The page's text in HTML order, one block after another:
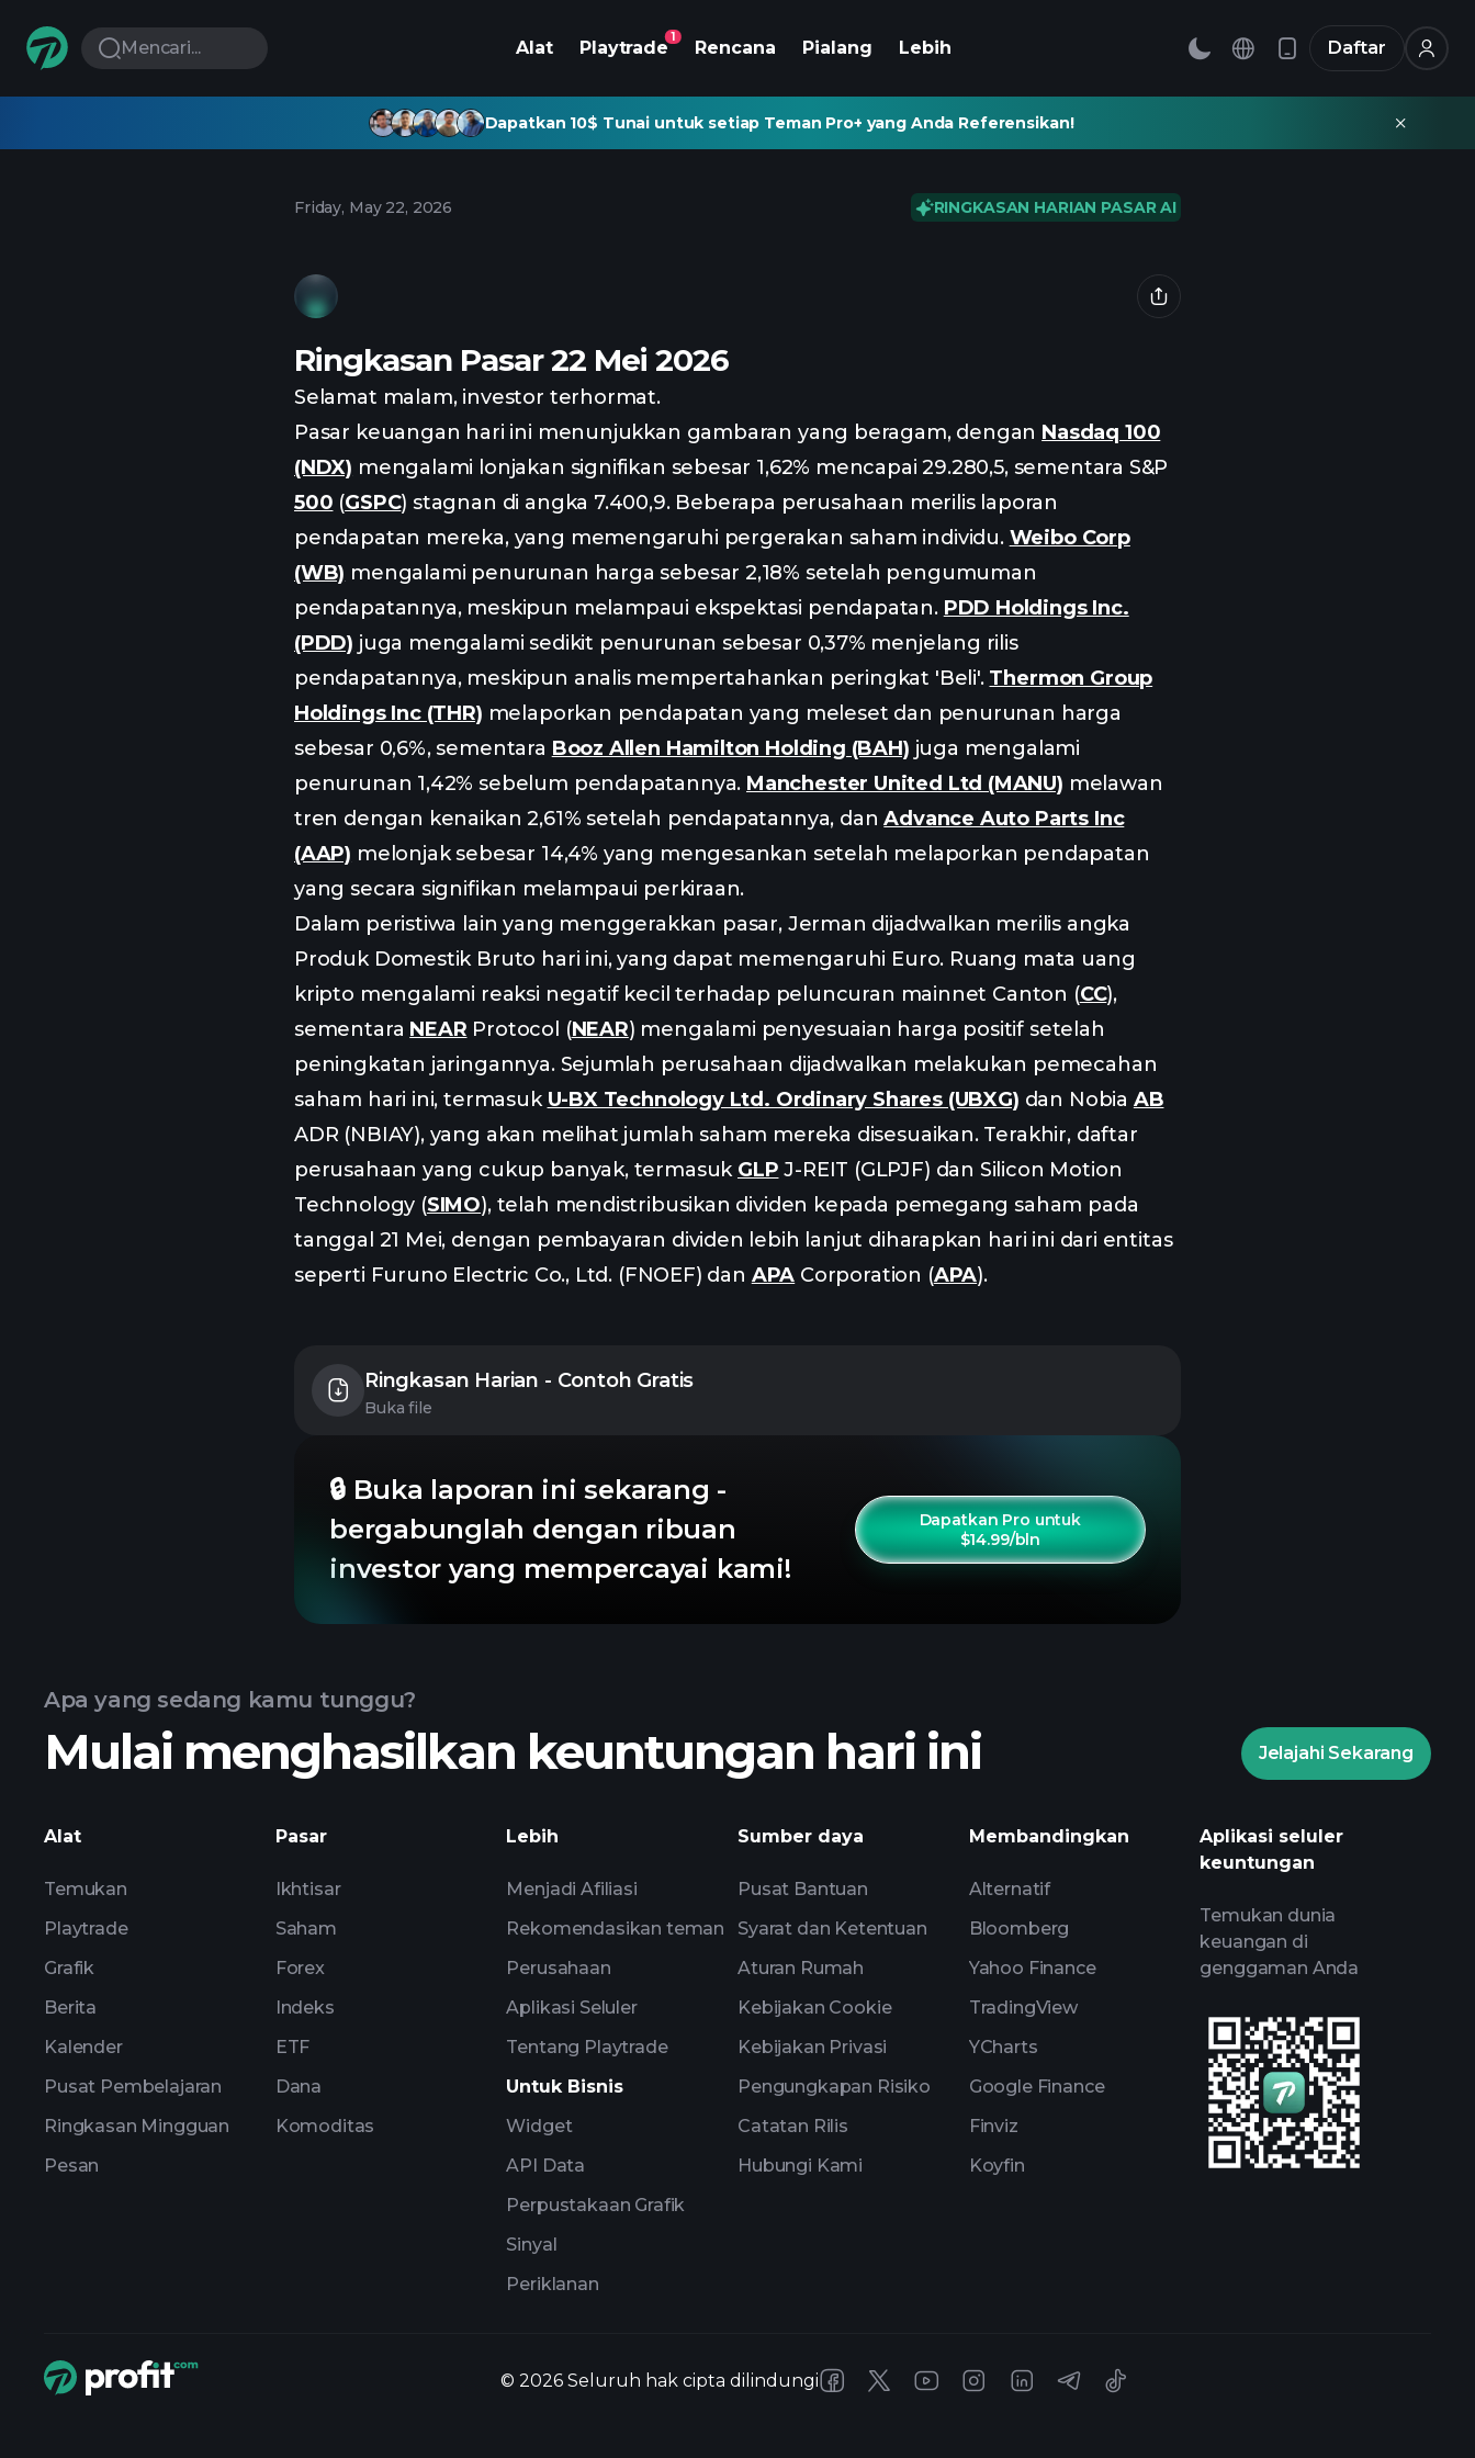
Mencari... Alat Playtrade
1
Rencana Pialang Lebih Daftar
Dapatkan 10$ Tunai untuk setiap Teman Pro+ yang Anda Referensikan!
Friday, May 22, 2026 RINGKASAN HARIAN PASAR AI
Ringkasan Pasar 22 Mei 2026
Selamat malam, investor terhormat.
Pasar keuangan hari ini menunjukkan gambaran yang beragam, dengan Nasdaq 100
(NDX) mengalami lonjakan signifikan sebesar 1,62% mencapai 29.280,5, sementara S&P
500 (GSPC) stagnan di angka 7.400,9. Beberapa perusahaan merilis laporan
pendapatan mereka, yang memengaruhi pergerakan saham individu. Weibo Corp
(WB) mengalami penurunan harga sebesar 2,18% setelah pengumuman
pendapatannya, meskipun melampaui ekspektasi pendapatan. PDD Holdings Inc.
(PDD) juga mengalami sedikit penurunan sebesar 0,37% menjelang rilis
pendapatannya, meskipun analis mempertahankan peringkat 'Beli'. Thermon Group
Holdings Inc (THR) melaporkan pendapatan yang meleset dan penurunan harga
sebesar 0,6%, sementara Booz Allen Hamilton Holding (BAH) juga mengalami
penurunan 1,42% sebelum pendapatannya. Manchester United Ltd (MANU) melawan
tren dengan kenaikan 2,61% setelah pendapatannya, danAdvance Auto Parts Inc
(AAP) melonjak sebesar 14,4% yang mengesankan setelah melaporkan pendapatan
yang secara signifikan melampaui perkiraan.
Dalam peristiwa lain yang menggerakkan pasar, Jerman dijadwalkan merilis angka
Produk Domestik Bruto hari ini, yang dapat memengaruhi Euro. Ruang mata uang
kripto mengalami reaksi negatif kecil terhadap peluncuran mainnet Canton (CC),
sementara NEAR Protocol (NEAR) mengalami penyesuaian harga positif setelah
peningkatan jaringannya. Sejumlah perusahaan dijadwalkan melakukan pemecahan
saham hari ini, termasuk U-BX Technology Ltd. Ordinary Shares (UBXG) dan Nobia AB
ADR (NBIAY), yang akan melihat jumlah saham mereka disesuaikan. Terakhir, daftar
perusahaan yang cukup banyak, termasuk GLP J-REIT (GLPJF) dan Silicon Motion
Technology (SIMO), telah mendistribusikan dividen kepada pemegang saham pada
tanggal 21 Mei, dengan pembayaran dividen lebih lanjut diharapkan hari ini dari entitas
seperti Furuno Electric Co., Ltd. (FNOEF) dan APA Corporation (APA).
Ringkasan Harian - Contoh Gratis
Buka file
🔒 Buka laporan ini sekarang -
bergabunglah dengan ribuan
investor yang mempercayai kami!
Dapatkan Pro untuk
$14.99/bln
Apa yang sedang kamu tunggu?
Mulai menghasilkan keuntungan hari ini Jelajahi Sekarang
Alat
Temukan
Playtrade
Grafik
Berita
Kalender
Pusat Pembelajaran
Ringkasan Mingguan
Pesan
Pasar
Ikhtisar
Saham
Forex
Indeks
ETF
Dana
Komoditas
Lebih
Menjadi Afiliasi
Rekomendasikan teman
Perusahaan
Aplikasi Seluler
Tentang Playtrade
Untuk Bisnis
Widget
API Data
Perpustakaan Grafik
Sinyal
Periklanan
Sumber daya
Pusat Bantuan
Syarat dan Ketentuan
Aturan Rumah
Kebijakan Cookie
Kebijakan Privasi
Pengungkapan Risiko
Catatan Rilis
Hubungi Kami
Membandingkan
Alternatif
Bloomberg
Yahoo Finance
TradingView
YCharts
Google Finance
Finviz
Koyfin
Aplikasi seluler
keuntungan
Temukan dunia
keuangan di
genggaman Anda
© 2026 Seluruh hak cipta dilindungi